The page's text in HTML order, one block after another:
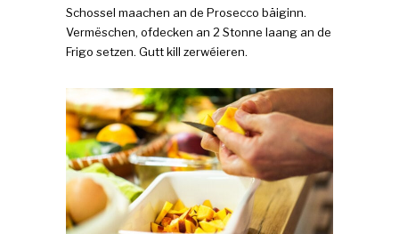
Schossel maachen an de Prosecco bäiginn.
Vermëschen, ofdecken an 2 Stonne laang an de
Frigo setzen. Gutt kill zerwéieren.